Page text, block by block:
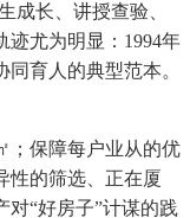
成长、讲授查验、
迹尤为明显：1994年
育人的典型范本。
保障每户业从的优
性的筛选、正在厦
对“好房子”计谋的践